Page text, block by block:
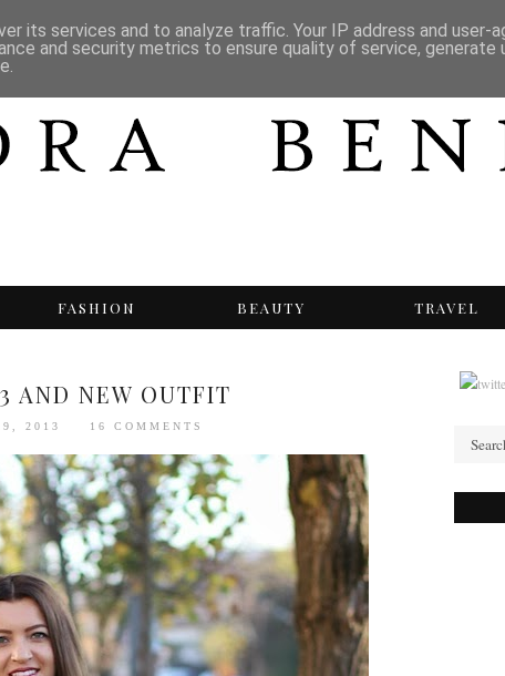
FASHION BEAUTY TRAVEL
AND NEW OUTFIT
2013 16 COMMENTS
its services and to analyze traffic. Your IP address and user-
and security metrics to ensure quality of service, generate